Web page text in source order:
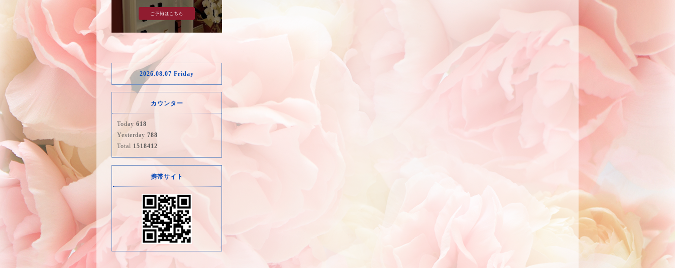
2026.08.07 Friday
カウンター
Today 618
Yesterday 788
Total 1518412
携帯サイト